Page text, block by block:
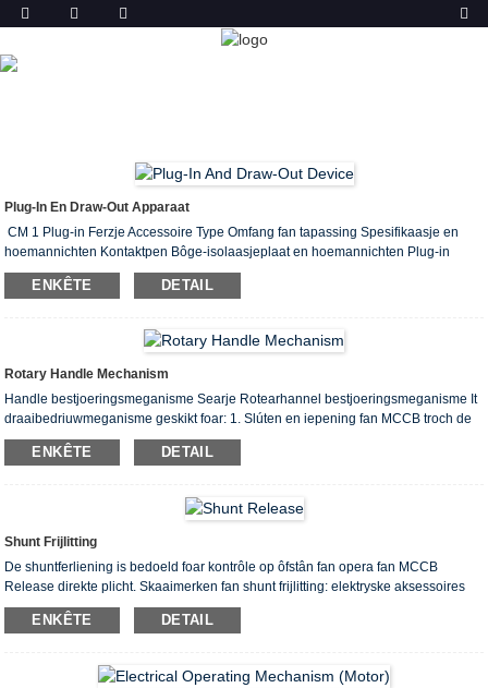
PRODUKT
Plug-In En Draw-Out Apparaat
CM 1 Plug-in Ferzje Accessoire Type Omfang fan tapassing Spesifikaasje en
hoemannichten Kontaktpen Bôge-isolaasjeplaat en hoemannichten Plug-in
ferzje ynstallearje mei hexagonale skroef en hoemannichten Circuit breaker
ynstallearje mei skroef en hoemannichten Kontakt pin fêste skroef en
63 Type plug-in ferzje CM1-63, NM1-63, CDM1-63, TM30-63 1 6 4 4-M6X23 4-
M3X18 6-M5 kopermoer 6-M5X10 100 Type plug -...
ENKÊTE DETAIL
Rotary Handle Mechanism
Handle bestjoeringsmeganisme Searje Rotearhannel bestjoeringsmeganisme It
draaibedriuwmeganisme geskikt foar: 1. Slúten en iepening fan MCCB troch de
draaishandgreep op MCCB 2. Slúte en iepening fan MCCB troch de
draaihandgreep op 'e fakdoar fan skeakelboerd: 3. Fergrendelje tusken hantelje
it fak wurdt iepene yn gefal fan MCCB yn sletten steat. Klant kin it hangslot derop
passe foar MCCB yn iepen posysje ...
ENKÊTE DETAIL
Shunt Frijlitting
De shuntferliening is bedoeld foar kontrôle op ôfstân fan opera fan MCCB
Release direkte plicht. Skaaimerken fan shunt frijlitting: elektryske aksessoires
shunt release Bereik fan supply spanning (0.7-1.1)) x Us Rated kontrôles supply
voltage us Power supply AC 50Hz 220V 380V Power loss 150V 150V DC 110V
knop (klear troch brûker) P3, P4- Terminal nûmer Us- Stjoerkrêft QF -Au ...
ENKÊTE DETAIL